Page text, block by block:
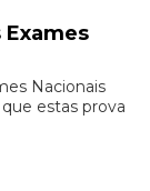
Nacionais
estas prova